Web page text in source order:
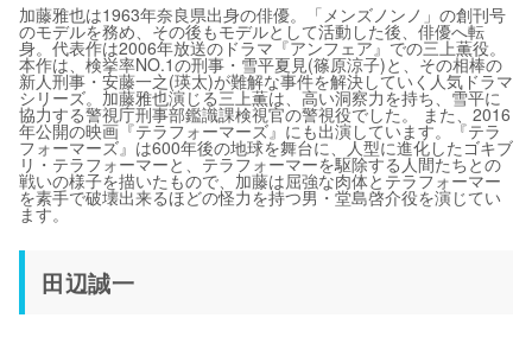
加藤雅也は1963年奈良県出身の俳優。「メンズノンノ」の創刊号
のモデルを務め、その後もモデルとして活動した後、俳優へ転
身。代表作は2006年放送のドラマ『アンフェア』での三上薫役。
本作は、検挙率NO.1の刑事・雪平夏見(篠原涼子)と、その相棒の
新人刑事・安藤一之(瑛太)が難解な事件を解決していく人気ドラマ
シリーズ。加藤雅也演じる三上薫は、高い洞察力を持ち、雪平に
協力する警視庁刑事部鑑識課検視官の警視役でした。 また、2016
年公開の映画『テラフォーマーズ』にも出演しています。『テラ
フォーマーズ』は600年後の地球を舞台に、人型に進化したゴキブ
リ・テラフォーマーと、テラフォーマーを駆除する人間たちとの
戦いの様子を描いたもので、加藤は屈強な肉体とテラフォーマー
を素手で破壊出来るほどの怪力を持つ男・堂島啓介役を演じてい
ます。
田辺誠一